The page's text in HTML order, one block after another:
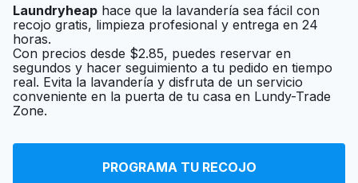
Green Clean Ir al sitio web
Mart Cleaners Ir al sitio web
Town & Country
Office Cleaning
Laundryheap hace que la lavandería sea fácil con
recojo gratis, limpieza profesional y entrega en 24
horas.
Con precios desde $2.85, puedes reservar en
segundos y hacer seguimiento a tu pedido en tiempo
real. Evita la lavandería y disfruta de un servicio
conveniente en la puerta de tu casa en Lundy-Trade
Zone.
PROGRAMA TU RECOJO